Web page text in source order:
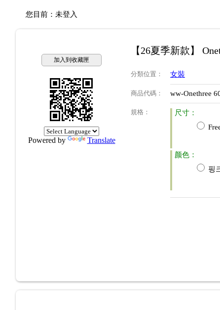
您目前： 未登入
加入到收藏匣
Powered by Translate
【26夏季新款】
分類位置 ： 女裝
商品代碼 ： ww-Onethree
規格 ：
尺寸：
颜色：
핑